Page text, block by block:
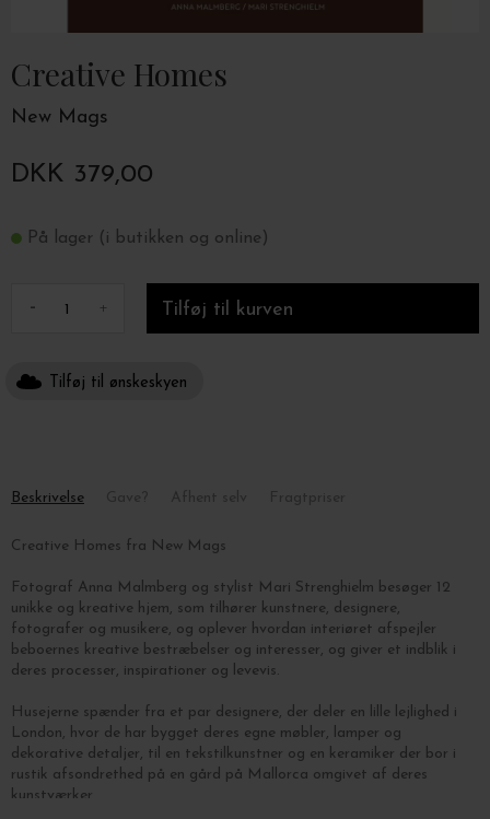
Creative Homes
New Mags
DKK 379,00
På lager (i butikken og online)
- +
Tilføj til ønskeskyen
Beskrivelse
Creative Homes fra New Mags
Fotograf Anna Malmberg og stylist Mari Strenghielm besøger 12
unikke og kreative hjem, som tilhører kunstnere, designere,
fotografer og musikere, og oplever hvordan interiøret afspejler
beboernes kreative bestræbelser og interesser, og giver et indblik i
deres processer, inspirationer og levevis.
Husejerne spænder fra et par designere, der deler en lille lejlighed i
London, hvor de har bygget deres egne møbler, lamper og
dekorative detaljer, til en tekstilkunstner og en keramiker der bor i
rustik afsondrethed på en gård på Mallorca omgivet af deres
kunstværker.